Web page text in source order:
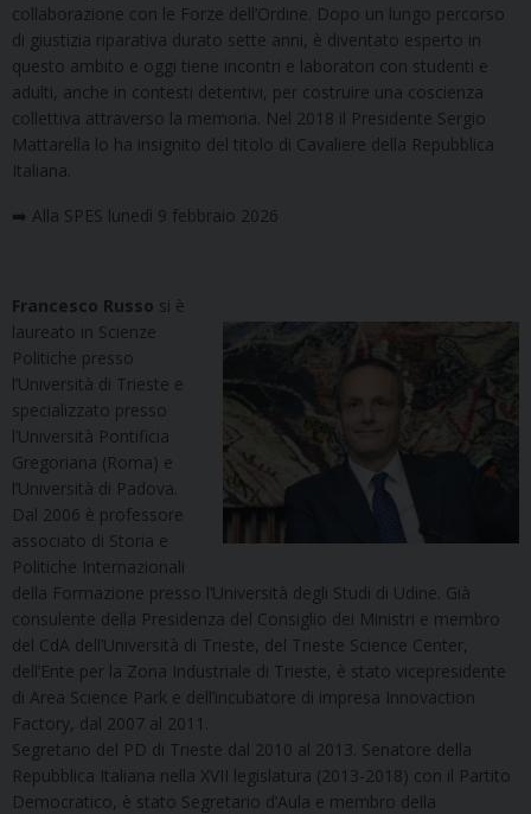
collaborazione con le Forze dell’Ordine. Dopo un lungo percorso
di giustizia riparativa durato sette anni, è diventato esperto in
questo ambito e oggi tiene incontri e laboratori con studenti e
adulti, anche in contesti detentivi, per costruire una coscienza
collettiva attraverso la memoria. Nel 2018 il Presidente Sergio
Mattarella lo ha insignito del titolo di Cavaliere della Repubblica
Italiana.
➡️ Alla SPES lunedì 9 febbraio 2026
Francesco Russo si è
laureato in Scienze
Politiche presso
l’Università di Trieste e
specializzato presso
l’Università Pontificia
Gregoriana (Roma) e
l’Università di Padova.
Dal 2006 è professore
associato di Storia e
Politiche Internazionali
della Formazione presso l’Università degli Studi di Udine. Già
consulente della Presidenza del Consiglio dei Ministri e membro
del CdA dell’Università di Trieste, del Trieste Science Center,
dell’Ente per la Zona Industriale di Trieste, è stato vicepresidente
di Area Science Park e dell’incubatore di impresa Innovaction
Factory, dal 2007 al 2011.
Segretario del PD di Trieste dal 2010 al 2013. Senatore della
Repubblica Italiana nella XVII legislatura (2013-2018) con il Partito
Democratico, è stato Segretario d’Aula e membro della